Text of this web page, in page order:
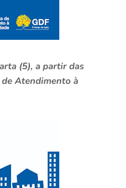
(5), a partir das
Atendimento à